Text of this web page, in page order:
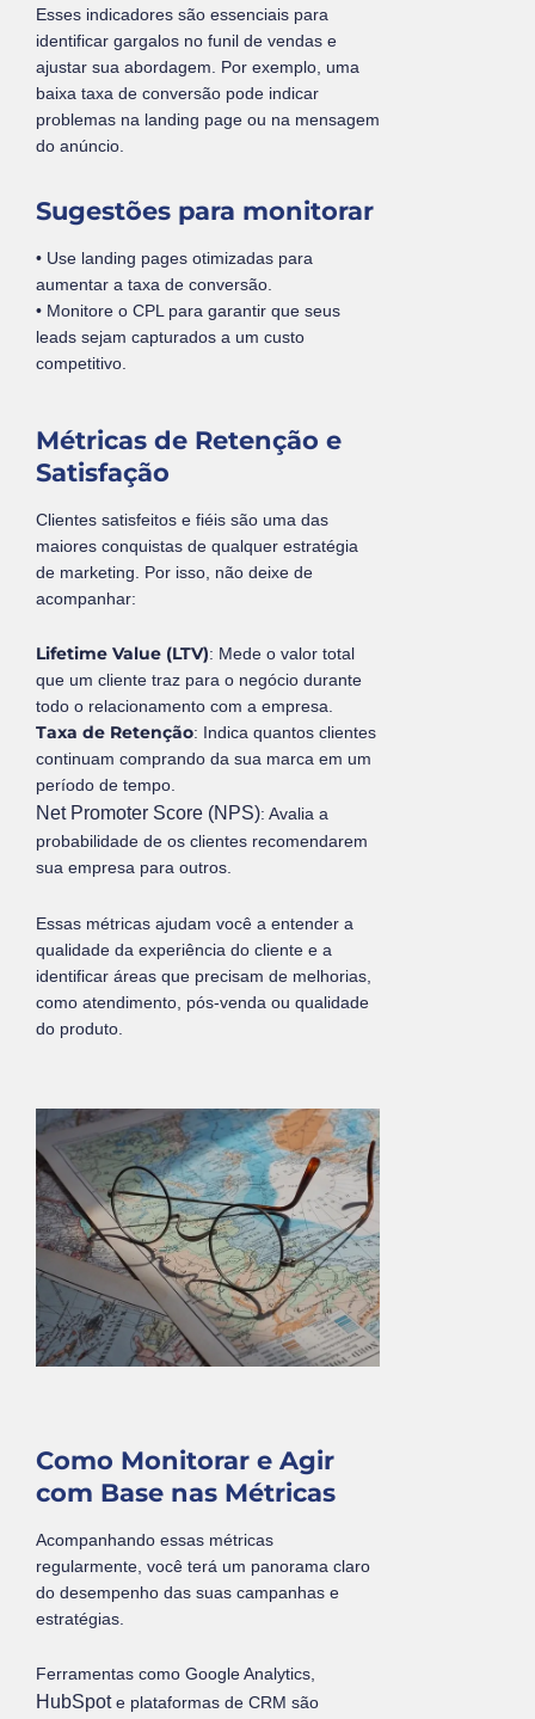
Esses indicadores são essenciais para
identificar gargalos no funil de vendas e
ajustar sua abordagem. Por exemplo, uma
baixa taxa de conversão pode indicar
problemas na landing page ou na mensagem
do anúncio.
Sugestões para monitorar
• Use landing pages otimizadas para
aumentar a taxa de conversão.
• Monitore o CPL para garantir que seus
leads sejam capturados a um custo
competitivo.
Métricas de Retenção e
Satisfação
Clientes satisfeitos e fiéis são uma das
maiores conquistas de qualquer estratégia
de marketing. Por isso, não deixe de
acompanhar:
Lifetime Value (LTV): Mede o valor total
que um cliente traz para o negócio durante
todo o relacionamento com a empresa.
Taxa de Retenção: Indica quantos clientes
continuam comprando da sua marca em um
período de tempo.
Net Promoter Score (NPS): Avalia a
probabilidade de os clientes recomendarem
sua empresa para outros.
Essas métricas ajudam você a entender a
qualidade da experiência do cliente e a
identificar áreas que precisam de melhorias,
como atendimento, pós-venda ou qualidade
do produto.
Como Monitorar e Agir
com Base nas Métricas
Acompanhando essas métricas
regularmente, você terá um panorama claro
do desempenho das suas campanhas e
estratégias.
Ferramentas como Google Analytics,
HubSpote plataformas de CRM são